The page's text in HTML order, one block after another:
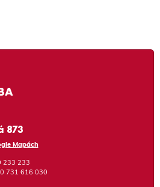
873
Mapách
233 233
731 616 030